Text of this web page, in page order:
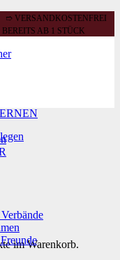
VERSANDKOSTENFREI
AB 1 STÜCK
im Warenkorb.